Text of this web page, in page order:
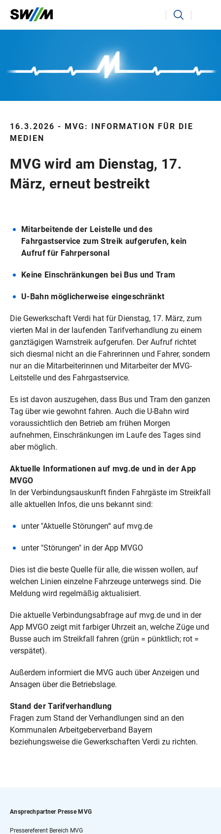
Ihr Suchbegriff Suchen
16.3.2026 - MVG: INFORMATION FÜR DIE
MEDIEN
MVG wird am Dienstag, 17.
März, erneut bestreikt
Mitarbeitende der Leistelle und des
Fahrgastservice zum Streik aufgerufen, kein
Aufruf für Fahrpersonal
Keine Einschränkungen bei Bus und Tram
U-Bahn möglicherweise eingeschränkt
Die Gewerkschaft Verdi hat für Dienstag, 17. März, zum
vierten Mal in der laufenden Tarifverhandlung zu einem
ganztägigen Warnstreik aufgerufen. Der Aufruf richtet
sich diesmal nicht an die Fahrerinnen und Fahrer, sondern
nur an die Mitarbeiterinnen und Mitarbeiter der MVG-
Leitstelle und des Fahrgastservice.
Es ist davon auszugehen, dass Bus und Tram den ganzen
Tag über wie gewohnt fahren. Auch die U-Bahn wird
voraussichtlich den Betrieb am frühen Morgen
aufnehmen, Einschränkungen im Laufe des Tages sind
aber möglich.
Aktuelle Informationen auf mvg.de und in der App
MVGO
In der Verbindungsauskunft finden Fahrgäste im Streikfall
alle aktuellen Infos, die uns bekannt sind:
unter "Aktuelle Störungen“ auf mvg.de
unter "Störungen" in der App MVGO
Dies ist die beste Quelle für alle, die wissen wollen, auf
welchen Linien einzelne Fahrzeuge unterwegs sind. Die
Meldung wird regelmäßig aktualisiert.
Die aktuelle Verbindungsabfrage auf mvg.de und in der
App MVGO zeigt mit farbiger Uhrzeit an, welche Züge und
Busse auch im Streikfall fahren (grün = pünktlich; rot =
verspätet).
Außerdem informiert die MVG auch über Anzeigen und
Ansagen über die Betriebslage.
Stand der Tarifverhandlung
Fragen zum Stand der Verhandlungen sind an den
Kommunalen Arbeitgeberverband Bayern
beziehungsweise die Gewerkschaften Verdi zu richten.
Ansprechpartner Presse MVG
Pressereferent Bereich MVG